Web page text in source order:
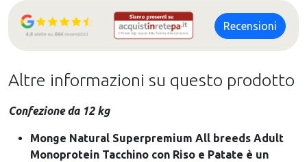
Recensioni
Altre informazioni su questo prodotto
Confezione da 12 kg
Monge Natural Superpremium All breeds Adult
Monoprotein Tacchino con Riso e Patate è un